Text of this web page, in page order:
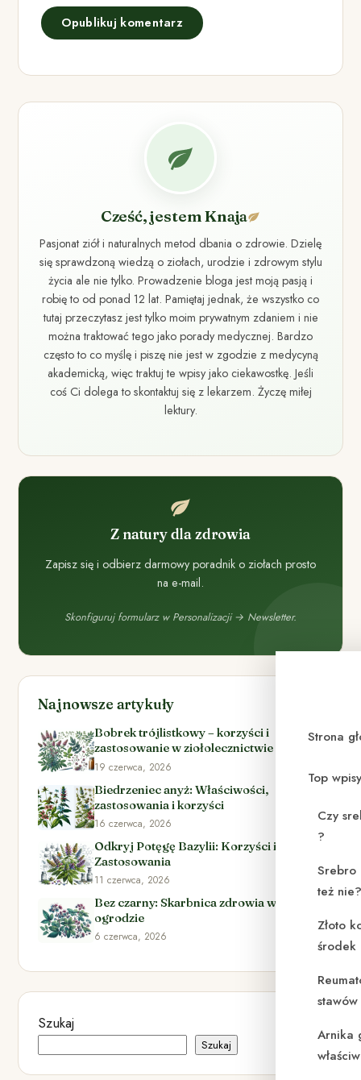
Strona
Top
Czy
?
też
Złoto
środek
Arnika
Cześć, jestem Knaja
Pasjonat ziół i naturalnych metod dbania o zdrowie. Dzielę
się sprawdzoną wiedzą o ziołach, urodzie i zdrowym stylu
życia ale nie tylko. Prowadzenie bloga jest moją pasją i
robię to od ponad 12 lat. Pamiętaj jednak, że wszystko co
tutaj przeczytasz jest tylko moim prywatnym zdaniem i nie
można traktować tego jako porady medycznej. Bardzo
często to co myślę i piszę nie jest w zgodzie z medycyną
akademicką, więc traktuj te wpisy jako ciekawostkę. Jeśli
coś Ci dolega to skontaktuj się z lekarzem. Życzę miłej
lektury.
Z natury dla zdrowia
Zapisz się i odbierz darmowy poradnik o ziołach prosto
na e-mail.
Skonfiguruj formularz w Personalizacji → Newsletter.
Najnowsze artykuły
Bobrek trójlistkowy – korzyści i
zastosowanie w ziołolecznictwie
19 czerwca, 2026
Biedrzeniec anyż: Właściwości,
zastosowania i korzyści
16 czerwca, 2026
Odkryj Potęgę Bazylii: Korzyści i
Zastosowania
11 czerwca, 2026
Bez czarny: Skarbnica zdrowia w Twoim
ogrodzie
6 czerwca, 2026
Szukaj
Szukaj